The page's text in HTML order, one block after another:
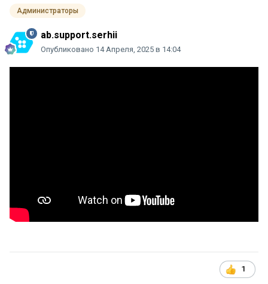
Администраторы
ab.support.serhii
Опубликовано 14 Апреля, 2025 в 14:04
1